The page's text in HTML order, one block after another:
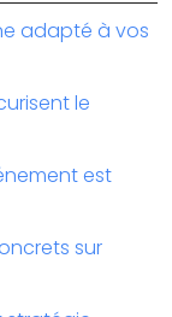
adapté à vos
le
est
sur